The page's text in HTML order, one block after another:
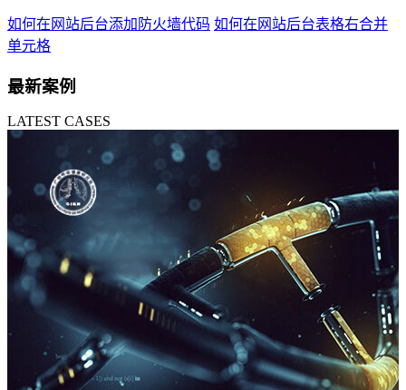
如何在网站后台添加防火墙代码 如何在网站后台表格右合并
单元格
最新案例
LATEST CASES